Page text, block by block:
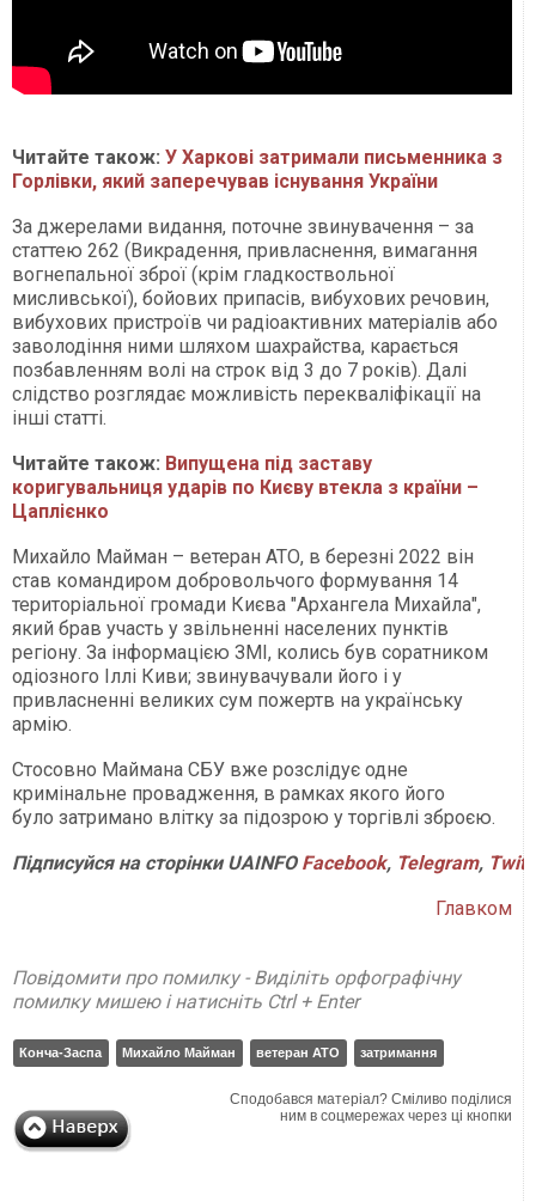
Читайте також: У Харкові затримали письменника з
Горлівки, який заперечував існування України
За джерелами видання, поточне звинувачення – за
статтею 262 (Викрадення, привласнення, вимагання
вогнепальної зброї (крім гладкоствольної
мисливської), бойових припасів, вибухових речовин,
вибухових пристроїв чи радіоактивних матеріалів або
заволодіння ними шляхом шахрайства, карається
позбавленням волі на строк від 3 до 7 років). Далі
слідство розглядає можливість перекваліфікації на
інші статті.
Читайте також: Випущена під заставу
коригувальниця ударів по Києву втекла з країни –
Цаплієнко
Михайло Майман – ветеран АТО, в березні 2022 він
став командиром добровольчого формування 14
територіальної громади Києва "Архангела Михайла",
який брав участь у звільненні населених пунктів
регіону. За інформацією ЗМІ, колись був соратником
одіозного Іллі Киви; звинувачували його і у
привласненні великих сум пожертв на українську
армію.
Стосовно Маймана СБУ вже розслідує одне
кримінальне провадження, в рамках якого його
було затримано влітку за підозрою у торгівлі зброєю.
Підписуйся на сторінки UAINFO Facebook, Telegram,
Главком
Повідомити про помилку - Виділіть орфографічну
помилку мишею і натисніть Ctrl + Enter
Конча-Заспа Михайло Майман ветеран АТО затримання
Сподобався матеріал? Сміливо поділися
ним в соцмережах через ці кнопки